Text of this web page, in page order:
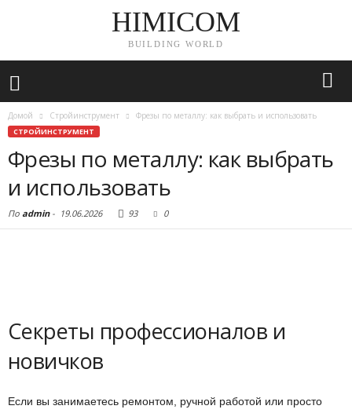
HIMICOM
BUILDING WORLD
Домой Стройинструмент Фрезы по металлу: как выбрать и использовать
СТРОЙИНСТРУМЕНТ
Фрезы по металлу: как выбрать
и использовать
По admin- 19.06.2026 93 0
Секреты профессионалов и
новичков
Если вы занимаетесь ремонтом, ручной работой или просто